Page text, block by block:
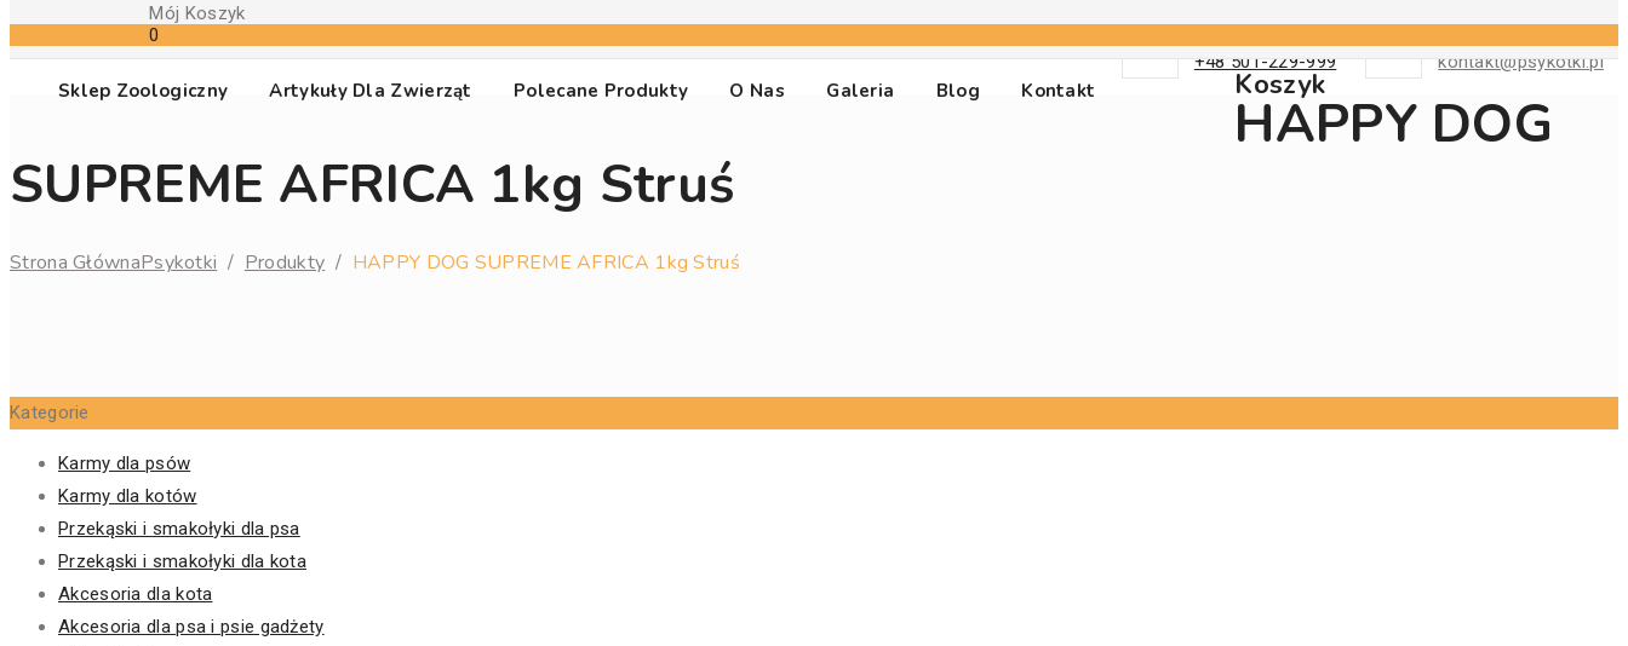
+48 501-229-999 kontakt@psykotki.pl
Sklep Zoologiczny Artykuły Dla Zwierząt Polecane Produkty O Nas Galeria Blog Kontakt
Mój Koszyk
0
Koszyk
HAPPY DOG
SUPREME AFRICA 1kg Struś
Strona GłównaPsykotki/ Produkty/ HAPPY DOG SUPREME AFRICA 1kg Struś
Kategorie
Karmy dla psów
Karmy dla kotów
Przekąski i smakołyki dla psa
Przekąski i smakołyki dla kota
Akcesoria dla kota
Akcesoria dla psa i psie gadżety